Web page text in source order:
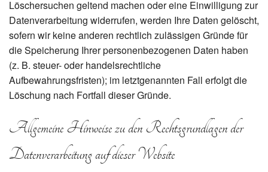
Löschersuchen geltend machen oder eine Einwilligung zur
Datenverarbeitung widerrufen, werden Ihre Daten gelöscht,
sofern wir keine anderen rechtlich zulässigen Gründe für
die Speicherung Ihrer personenbezogenen Daten haben
(z. B. steuer- oder handelsrechtliche
Aufbewahrungsfristen); im letztgenannten Fall erfolgt die
Löschung nach Fortfall dieser Gründe.
Allgemeine Hinweise zu den Rechtsgrundlagen der
Datenverarbeitung auf dieser Website